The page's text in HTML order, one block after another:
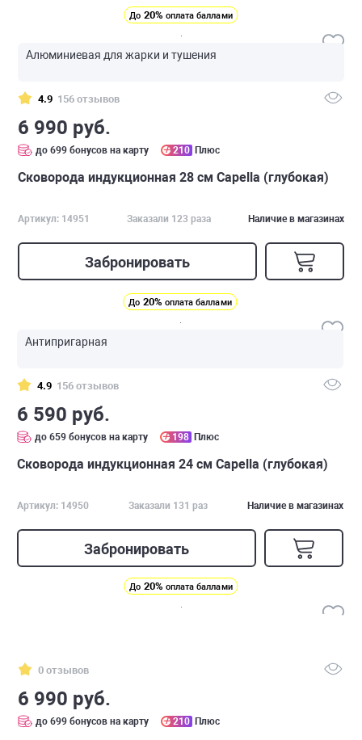
До 20% оплата баллами
Алюминиевая для жарки и тушения
4.9 156 отзывов
6 990 руб.
до 699 бонусов на карту 210 Плюс
Сковорода индукционная 28 см Capella (глубокая)
Артикул: 14951 Заказали 123 раза Наличие в магазинах
Забронировать
До 20% оплата баллами
Антипригарная
4.9 156 отзывов
6 590 руб.
до 659 бонусов на карту 198 Плюс
Сковорода индукционная 24 см Capella (глубокая)
Артикул: 14950 Заказали 131 раз Наличие в магазинах
Забронировать
До 20% оплата баллами
0 отзывов
6 990 руб.
до 699 бонусов на карту 210 Плюс